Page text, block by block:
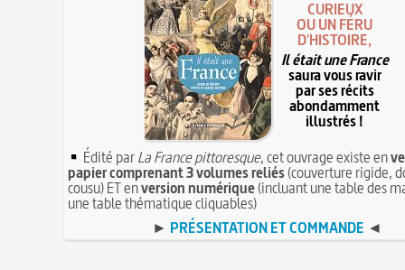
CURIEUX
OU UN FÉRU
D'HISTOIRE,
Il était une France
saura vous ravir
par ses récits
abondamment
illustrés !
Édité parLa France pittoresque, cet ouvrage existe en
papier comprenant 3 volumes reliés(couverture rigide,
cousu) ET enversion numérique(incluant une table des
une table thématique cliquables)
► PRÉSENTATION ET COMMANDE ◄